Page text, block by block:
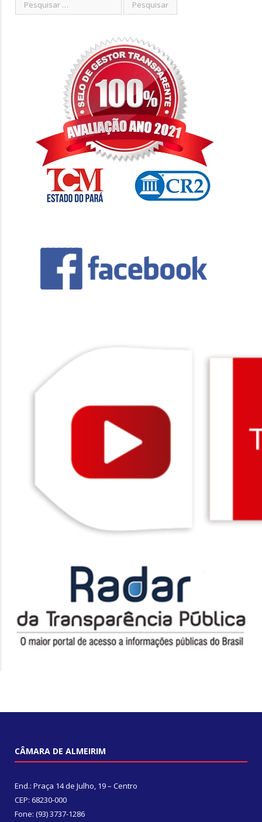
CÂMARA DE ALMEIRIM
End.: Praça 14 de Julho, 19 – Centro
CEP: 68230-000
Fone: (93) 3737-1286